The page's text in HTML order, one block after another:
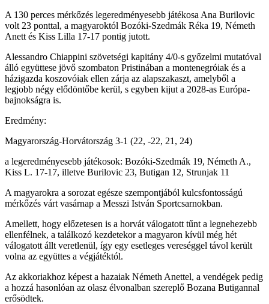
A 130 perces mérkőzés legeredményesebb játékosa Ana Burilovic
volt 23 ponttal, a magyaroktól Bozóki-Szedmák Réka 19, Németh
Anett és Kiss Lilla 17-17 pontig jutott.
Alessandro Chiappini szövetségi kapitány 4/0-s győzelmi mutatóval
álló együttese jövő szombaton Pristinában a montenegróiak és a
házigazda koszovóiak ellen zárja az alapszakaszt, amelyből a
legjobb négy elődöntőbe kerül, s egyben kijut a 2028-as Európa-
bajnokságra is.
Eredmény:
Magyarország-Horvátország 3-1 (22, -22, 21, 24)
a legeredményesebb játékosok: Bozóki-Szedmák 19, Németh A.,
Kiss L. 17-17, illetve Burilovic 23, Butigan 12, Strunjak 11
A magyarokra a sorozat egésze szempontjából kulcsfontosságú
mérkőzés várt vasárnap a Messzi István Sportcsarnokban.
Amellett, hogy előzetesen is a horvát válogatott tűnt a legnehezebb
ellenfélnek, a találkozó kezdetekor a magyaron kívül még hét
válogatott állt veretlenül, így egy esetleges vereséggel távol került
volna az együttes a végjátéktól.
Az akkoriakhoz képest a hazaiak Németh Anettel, a vendégek pedig
a hozzá hasonlóan az olasz élvonalban szereplő Bozana Butigannal
erősödtek.